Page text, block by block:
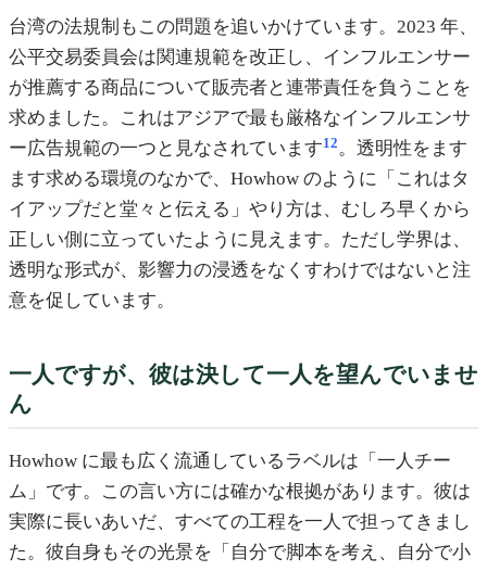
台湾の法規制もこの問題を追いかけています。2023 年、
公平交易委員会は関連規範を改正し、インフルエンサー
が推薦する商品について販売者と連帯責任を負うことを
求めました。これはアジアで最も厳格なインフルエンサ
ー広告規範の一つと見なされています12。透明性をます
ます求める環境のなかで、Howhow のように「これはタ
イアップだと堂々と伝える」やり方は、むしろ早くから
正しい側に立っていたように見えます。ただし学界は、
透明な形式が、影響力の浸透をなくすわけではないと注
意を促しています。
一人ですが、彼は決して一人を望んでいませ
ん
Howhow に最も広く流通しているラベルは「一人チー
ム」です。この言い方には確かな根拠があります。彼は
実際に長いあいだ、すべての工程を一人で担ってきまし
た。彼自身もその光景を「自分で脚本を考え、自分で小